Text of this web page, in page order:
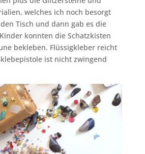
welches ich noch besorgt
Tisch und dann gab es die
konnten die Schatzkisten
bekleben. Flüssigkleber reicht
ist nicht zwingend